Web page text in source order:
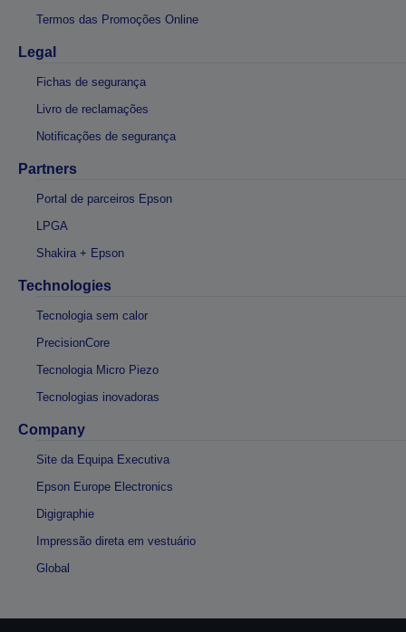
Termos das Promoções Online
Legal
Fichas de segurança
Livro de reclamações
Notificações de segurança
Partners
Portal de parceiros Epson
LPGA
Shakira + Epson
Technologies
Tecnologia sem calor
PrecisionCore
Tecnologia Micro Piezo
Tecnologias inovadoras
Company
Site da Equipa Executiva
Epson Europe Electronics
Digigraphie
Impressão direta em vestuário
Global